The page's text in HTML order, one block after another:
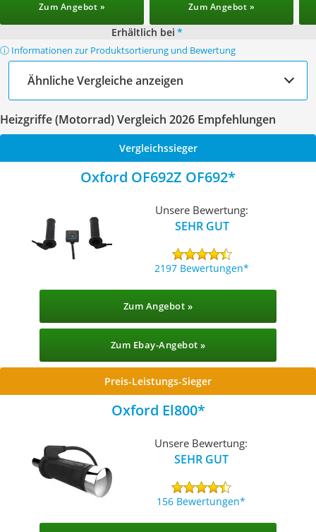
Zum Angebot » Zum Angebot »
Erhältlich bei *
ⓘ Informationen zur Produktsortierung und Bewertung
Ähnliche Vergleiche anzeigen
Heizgriffe (Motorrad) Vergleich 2026 Empfehlungen
Vergleichssieger
Oxford OF692Z OF692
Unsere Bewertung:
SEHR GUT
2197 Bewertungen
Zum Angebot »
Zum Ebay-Angebot »
Preis-Leistungs-Sieger
Oxford El800
Unsere Bewertung:
SEHR GUT
156 Bewertungen